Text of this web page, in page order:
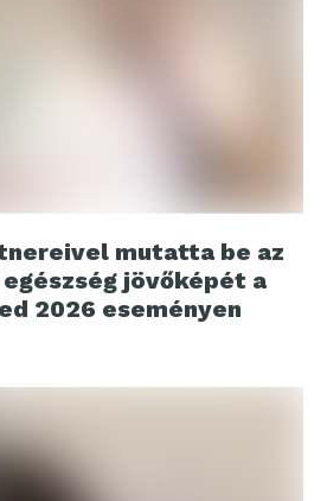
mutatta be az
jövőképét a
2026 eseményen